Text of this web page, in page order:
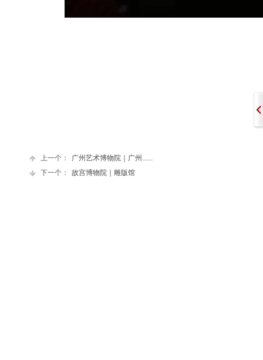
上一个：
广州艺术博物院｜广州......
下一个：
故宫博物院｜雕版馆